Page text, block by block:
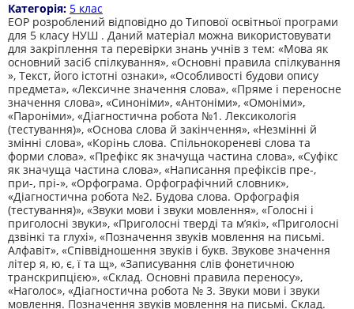
Категорія: 5 клас
ЕОР розроблений відповідно до Типової освітньої програми
для 5 класу НУШ . Даний матеріал можна використовувати
для закріплення та перевірки знань учнів з тем: «Мова як
основний засіб спілкування», «Основні правила спілкування
», Текст, його істотні ознаки», «Особливості будови опису
предмета», «Лексичне значення слова», «Пряме і переносне
значення слова», «Синоніми», «Антоніми», «Омоніми»,
«Пароніми», «Діагностична робота №1. Лексикологія
(тестування)», «Основа слова й закінчення», «Незмінні й
змінні слова», «Корінь слова. Спільнокореневі слова та
форми слова», «Префікс як значуща частина слова», «Суфікс
як значуща частина слова», «Написання префіксів пре-,
при-, прі-», «Орфограма. Орфографічний словник»,
«Діагностична робота №2. Будова слова. Орфографія
(тестування)», «Звуки мови і звуки мовлення», «Голосні і
приголосні звуки», «Приголосні тверді та м’які», «Приголосні
дзвінкі та глухі», «Позначення звуків мовлення на письмі.
Алфавіт», «Співвідношення звуків і букв. Звукове значення
літер я, ю, є, ї та щ», «Записування слів фонетичною
транскрипцією», «Склад. Основні правила переносу»,
«Наголос», «Діагностична робота № 3. Звуки мови і звуки
мовлення. Позначення звуків мовлення на письмі. Склад.